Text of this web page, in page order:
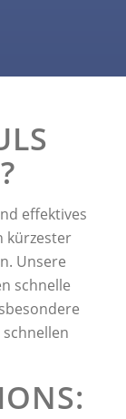
effektives
kürzester
Unsere
schnelle